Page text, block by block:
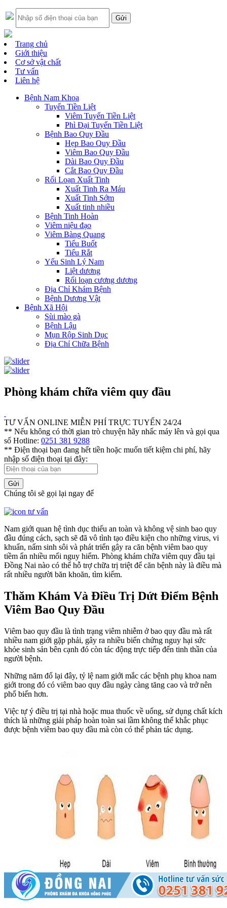
Trang chủ
Giới thiệu
Cơ sở vật chất
Tư vấn
Liên hệ
Bệnh Nam Khoa
Tuyến Tiền Liệt
Viêm Tuyến Tiền Liệt
Phì Đại Tuyến Tiền Liệt
Bệnh Bao Quy Đầu
Hẹp Bao Quy Đầu
Viêm Bao Quy Đầu
Dài Bao Quy Đầu
Cắt Bao Quy Đầu
Rối Loạn Xuất Tinh
Xuất Tinh Ra Máu
Xuất Tinh Sớm
Xuất tinh nhiều
Bệnh Tinh Hoàn
Viêm niệu đạo
Viêm Bàng Quang
Tiểu Buốt
Tiểu Rắt
Yếu Sinh Lý Nam
Liệt dương
Rối loạn cương dương
Địa Chỉ Khám Bệnh
Bệnh Dương Vật
Bệnh Xã Hội
Sùi mào gà
Bệnh Lậu
Mụn Rộp Sinh Dục
Địa Chỉ Chữa Bệnh
Phòng khám chữa viêm quy đầu
TƯ VẤN ONLINE MIỄN PHÍ TRỰC TUYẾN 24/24
** Nếu không có thời gian trò chuyện hãy nhấc máy lên và gọi qua
số Hotline: 0251 381 9288
** Điện thoại bạn đang hết tiền hoặc muốn tiết kiệm chi phí, hãy
nhập số điện thoại tại đây:
Gửi
Chúng tôi sẽ gọi lại ngay để
Nam giới quan hệ tình dục thiếu an toàn và không vệ sinh bao quy
đầu đúng cách, sạch sẽ đã vô tình tạo điều kiện cho những virus, vi
khuẩn, nấm sinh sôi và phát triển gây ra căn bệnh viêm bao quy
tiềm ẩn nhiều mối nguy hiểm. Phòng khám chữa viêm quy đầu tại
Đồng Nai nào có thể hỗ trợ chữa trị triệt để căn bệnh này là điều mà
rất nhiều người băn khoăn, tìm kiếm.
Thăm Khám Và Điều Trị Dứt Điểm Bệnh
Viêm Bao Quy Đầu
Viêm bao quy đầu là tình trạng viêm nhiễm ở bao quy đầu mà rất
nhiều nam giới gặp phải, gây ra nhiều biến chứng nguy hại sức
khỏe sinh sản bên cạnh đó còn tác động trực tiếp đến tinh thần của
người bệnh.
Những năm đổ lại đây, tỷ lệ nam giới mắc các bệnh phụ khoa nam
giới trong đó có viêm bao quy đầu ngày càng tăng cao và trở nên
phổ biến hơn.
Việc tự ý điều trị tại nhà hoặc mua thuốc về uống, sử dụng chất kích
thích là những giải pháp hoàn toàn sai lầm không thể khắc phục
được bệnh viêm bao quy đầu mà còn có thể phản tác dụng.